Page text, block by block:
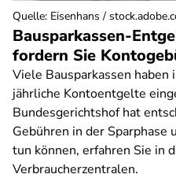
Bausparkassen-
fordern Sie
Viele Bausparkassen haben
jährliche Kontoentgelte
Bundesgerichtshof hat
Gebühren in der Sparphase
tun können, erfahren Sie in
Verbraucherzentralen.
Quelle: Eisenhans /